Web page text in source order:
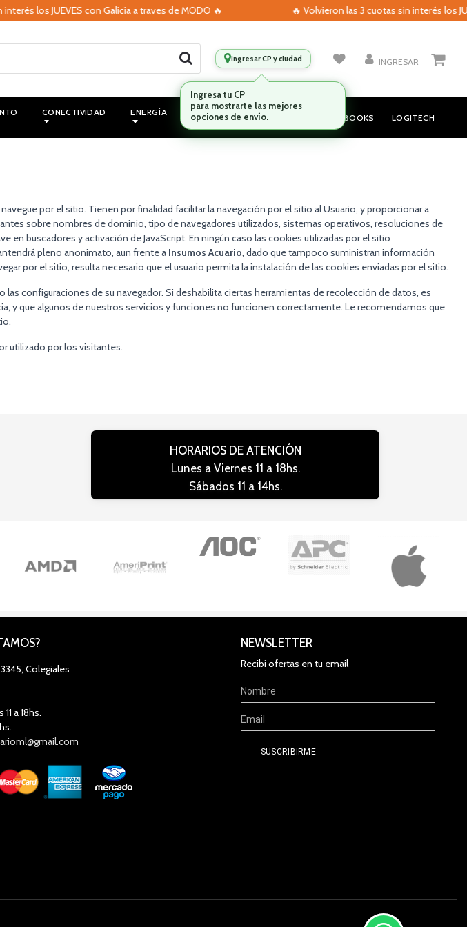
los JUEVES con Galicia a traves de MODO 🔥 🔥 Volvieron las 3 cuotas sin interés los
Ingresar CP y ciudad INGRESAR
CONECTIVIDAD ENERGÍA MONITORES AUDIO NOTEBOOKS LOGITECH
por el sitio. Tienen por finalidad facilitar la navegación por el sitio al Usuario, y proporcionar a
sobre nombres de dominio, tipo de navegadores utilizados, sistemas operativos, resoluciones de
en buscadores y activación de JavaScript. En ningún caso las cookies utilizadas por el sitio
pleno anonimato, aun frente a Insumos Acuario, dado que tampoco suministran información
por el sitio, resulta necesario que el usuario permita la instalación de las cookies enviadas por el sitio.
configuraciones de su navegador. Si deshabilita ciertas herramientas de recolección de datos, es
y que algunos de nuestros servicios y funciones no funcionen correctamente. Le recomendamos que
utilizado por los visitantes.
HORARIOS DE ATENCIÓN
Lunes a Viernes 11 a 18hs.
Sábados 11 a 14hs.
Colegiales
a 18hs.
NEWSLETTER
Recibí ofertas en tu email
Ingresa tu CP
para mostrarte las mejores
opciones de envío.